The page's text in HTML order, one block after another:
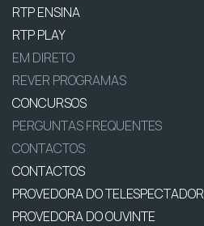
RTP ENSINA
RTP PLAY
EM DIRETO
REVER PROGRAMAS
CONCURSOS
PERGUNTAS FREQUENTES
CONTACTOS
CONTACTOS
PROVEDORA DO TELESPECTADOR
PROVEDORA DO OUVINTE